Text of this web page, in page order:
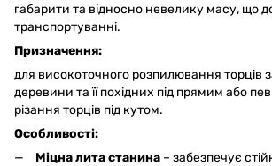
габарити та відносно невелику масу, що
транспортуванні.
Призначення:
для високоточного розпилювання торців
деревини та її похідних під прямим або
різання торців під кутом.
Особливості:
Міцна лита станина – забезпечує